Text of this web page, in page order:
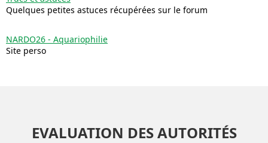
Quelques petites astuces récupérées sur le forum
NARDO26 - Aquariophilie
Site perso
EVALUATION DES AUTORITÉS